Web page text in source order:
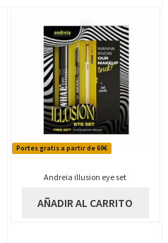
Portes gratis a partir de 69€
Andreia illusion eye set
AÑADIR AL CARRITO